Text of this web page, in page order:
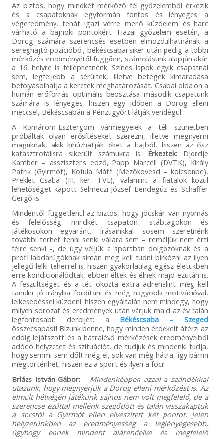
Az biztos, hogy mindkét mérkőző fél győzelemből érkezik
és a csapatoknak egyformán fontos és lényeges a
végeredmény, tehát igazi vérre menő küzdelem és harc
várható a bajnoki pontokért. Hazai győzelem esetén, a
Dorog számára szerencsés esetben elmozdulhatnának a
sereghajtó pozícióból, békéscsabai siker után pedig a többi
mérkőzés eredményétől függően, számolásunk alapján akár
a 16. helyre is felléphetnénk. Színes lapok egyik csapatnál
sem, legfeljebb a sérültek, illetve betegek kimaradása
befolyásolhatja a keretek meghatározását. Csabai oldalon a
humán erőforrás optimális beosztása második csapatunk
számára is lényeges, hiszen egy időben a Dorog elleni
meccsel, Békéscsabán a Pénzügyőrt látják vendégül.
A Komárom-Esztergom vármegyeiek a téli szünetben
próbáltak olyan erősítéseket szerezni, illetve megnyerni
maguknak, akik kihúzhatják őket a bajból, hiszen az ősz
katasztrofálisra sikerült számukra is. Érkeztek: Djordje
Kamber – asszisztens edző, Papp Marcell (DVTK), Király
Patrik (Gyirmót), Kotula Máté (Mezőkövesd – kölcsönbe),
Preklet Csaba (III. ker. TVE), valamint a fiatalok közül
lehetőséget kapott Selmeczi József Bendegúz és Schaffer
Gergő is.
Mindentől függetlenül az biztos, hogy jócskán van nyomás
és felelősség mindkét csapaton, stábtagokon és
játékosokon egyaránt. Írásainkkal sosem szeretnénk
további terhet tenni senki vállára sem – reméljük nem érti
félre senki -, de úgy véljük a sportban dolgozóknak és a
profi labdarúgóknak simán meg kell tudni birkózni az ilyen
jellegű lelki teherrel is, hiszen gyakorlatilag egész életükben
erre kondicionálódtak, ebben éltek és élnek majd ezután is.
A feszültséget és a tét okozta extra adrenalint meg kell
tanulni jó irányba fordítani és még nagyobb motivációval,
lelkesedéssel küzdeni, hiszen egyáltalán nem mindegy, hogy
milyen sorozat és eredmények után várjuk majd az év talán
legfontosabb derbijét: a Békéscsaba – Szeged
összecsapást! Bízunk benne, hogy minden érdekelt átérzi az
eddig lejátszott és a hátralévő mérkőzések eredményeiből
adódó helyzetet és szituációt, de tudjuk és mindenki tudja,
hogy semmi sem dőlt még el, sok van még hátra, így bármi
megtörténhet, hiszen ez a sport és ilyen a foci!
Brlázs István Gábor: – Mindenképpen azzal a szándékkal
utazunk, hogy megnyerjük a Dorog elleni mérkőzést is. Az
elmúlt hétvégén játékunk sajnos nem volt megfelelő, de a
szerencse ezúttal mellénk szegődött és talán visszakaptuk
a sorstól a Gyirmót ellen elveszített két pontot. Jelen
helyzetünkben az eredményesség a leglényegesebb,
úgyhogy ennek mindent alárendelve és megfelelő